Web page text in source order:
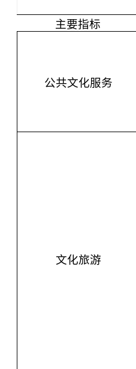
主要指标
公共文化服务
文化旅游